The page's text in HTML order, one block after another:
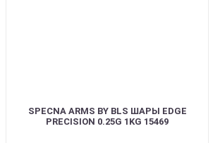
SPECNA ARMS BY BLS ШАРЫ EDGE
PRECISION 0.25G 1KG 15469